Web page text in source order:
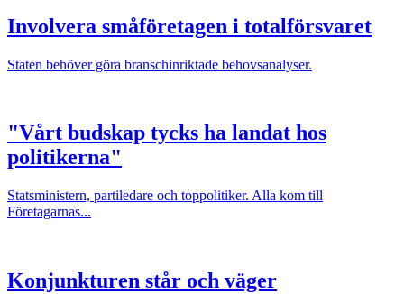
Involvera småföretagen i totalförsvaret
Staten behöver göra branschinriktade behovsanalyser.
"Vårt budskap tycks ha landat hos
politikerna"
Statsministern, partiledare och toppolitiker. Alla kom till
Företagarnas...
Konjunkturen står och väger